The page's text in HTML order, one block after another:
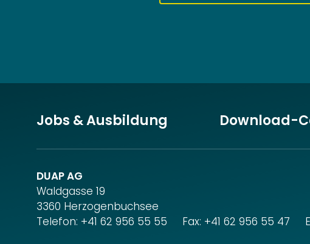
Jobs & Ausbildung Download-
DUAP AG
Waldgasse 19
3360 Herzogenbuchsee
Telefon: +41 62 956 55 55 Fax: +41 62 956 55 47